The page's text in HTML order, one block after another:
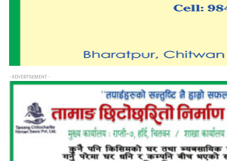
- ADVERTISEMENT -